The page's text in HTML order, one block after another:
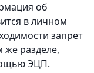
об
в личном
запрет
же разделе,
ЭЦП.